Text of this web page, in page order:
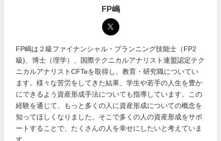
FP嶋
FP嶋は２級ファイナンシャル・プランニング技能士（FP2
級)、博士（理学）、国際テクニカルアナリスト連盟認定テク
ニカルアナリストCFTeを取得し、教育・研究職についてい
ます。様々な苦労をしてきた結果、学生や若手の人生を豊か
にできるよう資産形成手法についても指導しています。この
経験を通じて、もっと多くの人に資産形成についての概念を
知ってほしくなりました。そこで多くの人の資産形成をサポ
ートすることで、たくさんの人を幸せにしたいと考えていま
す。